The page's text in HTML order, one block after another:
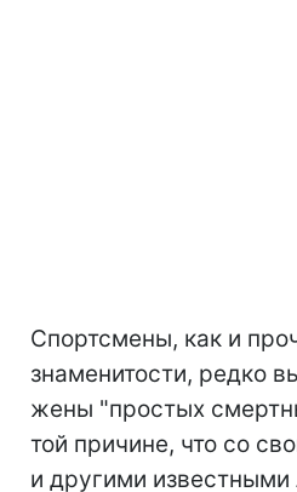
Спортсмены, как и
знаменитости, редко
жены "простых
той причине, что со
и другими известными